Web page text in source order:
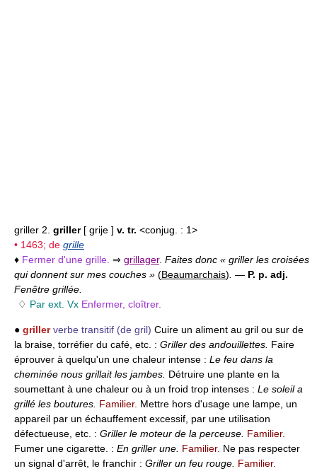
griller 2. griller[ grije ] v. tr. <conjug. : 1>
• 1463; de grille
♦ Fermer d'une grille. ⇒ grillager. Faites donc « griller les croisées
qui donnent sur mes couches » (Beaumarchais) — P. p. adj.
Fenêtre grillée.
♢ Par ext. Vx Enfermer, cloîtrer.
● griller verbe transitif (de gril) Cuire un aliment au gril ou sur de
la braise, torréfier du café, etc. : Griller des andouillettes. Faire
éprouver à quelqu'un une chaleur intense : Le feu dans la
cheminée nous grillait les jambes. Détruire une plante en la
soumettant à une chaleur ou à un froid trop intenses : Le soleil a
grillé les boutures. Familier. Mettre hors d'usage une lampe, un
appareil par un échauffement excessif, par une utilisation
défectueuse, etc. : Griller le moteur de la perceuse. Familier.
Fumer une cigarette. : En griller une. Familier. Ne pas respecter
un signal d'arrêt, le franchir : Griller un feu rouge. Familier.